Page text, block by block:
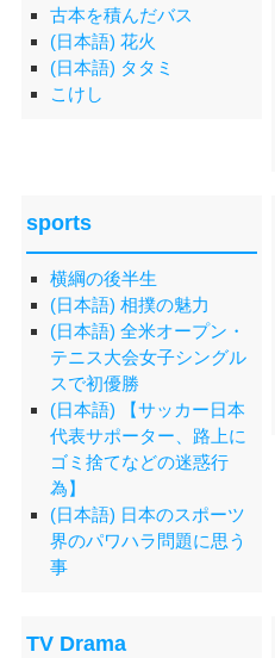
古本を積んだバス
(日本語) 花火
(日本語) タタミ
こけし
sports
横綱の後半生
(日本語) 相撲の魅力
(日本語) 全米オープン・
テニス大会女子シングル
スで初優勝
(日本語) 【サッカー日本
代表サポーター、路上に
ゴミ捨てなどの迷惑行
為】
(日本語) 日本のスポーツ
界のパワハラ問題に思う
事
TV Drama